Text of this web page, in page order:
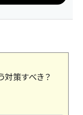
策すべき？